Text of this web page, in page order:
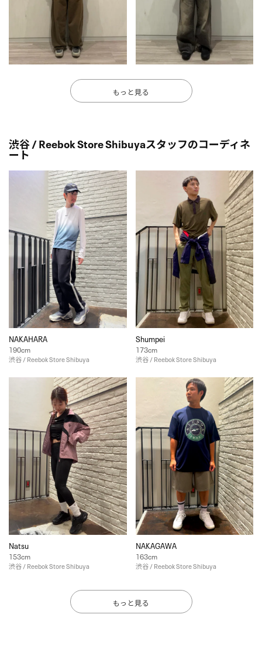
もっと見る
渋谷 / Reebok Store Shibuyaスタッフのコーディネ
ート
NAKAHARA
190cm
渋谷 / Reebok Store Shibuya
Shumpei
173cm
渋谷 / Reebok Store Shibuya
Natsu
153cm
渋谷 / Reebok Store Shibuya
NAKAGAWA
163cm
渋谷 / Reebok Store Shibuya
もっと見る